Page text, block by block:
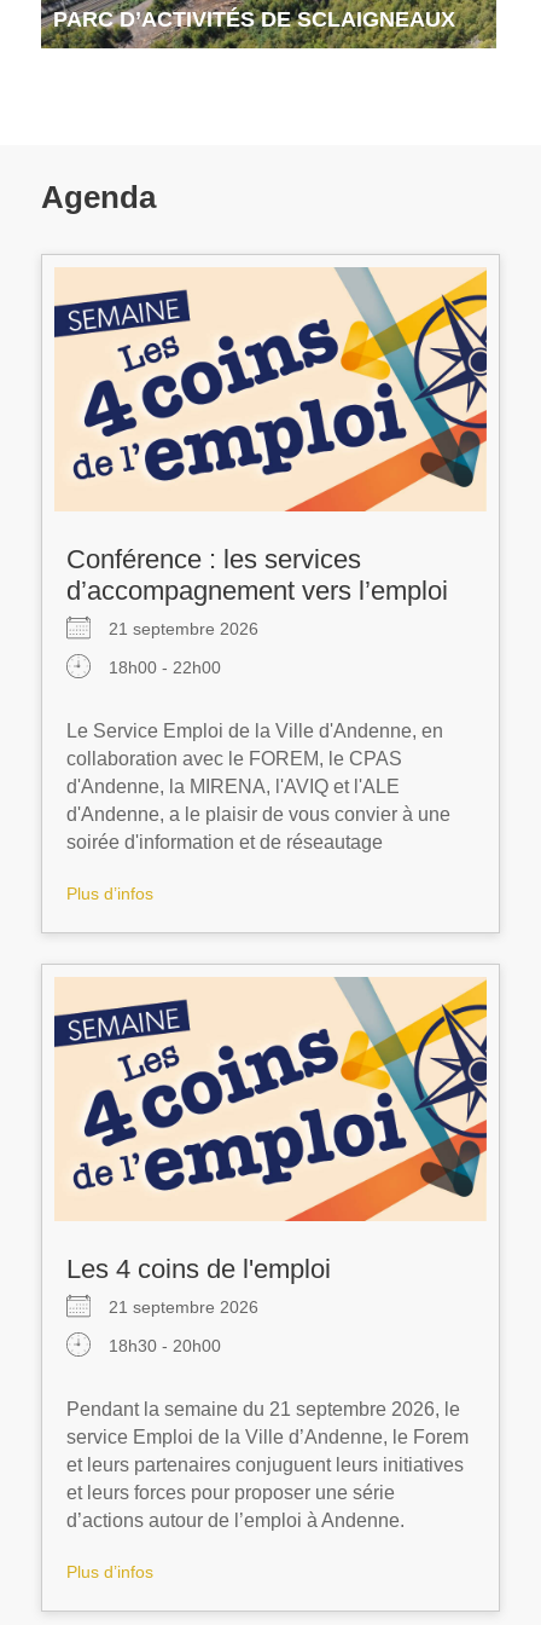
PARC D’ACTIVITÉS DE SCLAIGNEAUX
Agenda
Conférence : les services
d’accompagnement vers l’emploi
21 septembre 2026
18h00 - 22h00
Le Service Emploi de la Ville d'Andenne, en
collaboration avec le FOREM, le CPAS
d'Andenne, la MIRENA, l'AVIQ et l'ALE
d'Andenne, a le plaisir de vous convier à une
soirée d'information et de réseautage
Plus d’infos
Les 4 coins de l'emploi
21 septembre 2026
18h30 - 20h00
Pendant la semaine du 21 septembre 2026, le
service Emploi de la Ville d’Andenne, le Forem
et leurs partenaires conjuguent leurs initiatives
et leurs forces pour proposer une série
d’actions autour de l’emploi à Andenne.
Plus d’infos